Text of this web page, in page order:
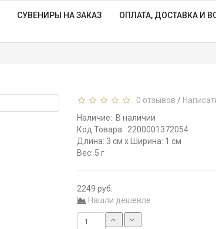
СУВЕНИРЫ НА ЗАКАЗ ОПЛАТА, ДОСТАВКА И
0 отзывов /
Наличие: В наличии
Код Товара: 2200001372054
Длина: 3 см x Ширина: 1 см
Вес: 5 г
2249 руб.
Нашли дешевле